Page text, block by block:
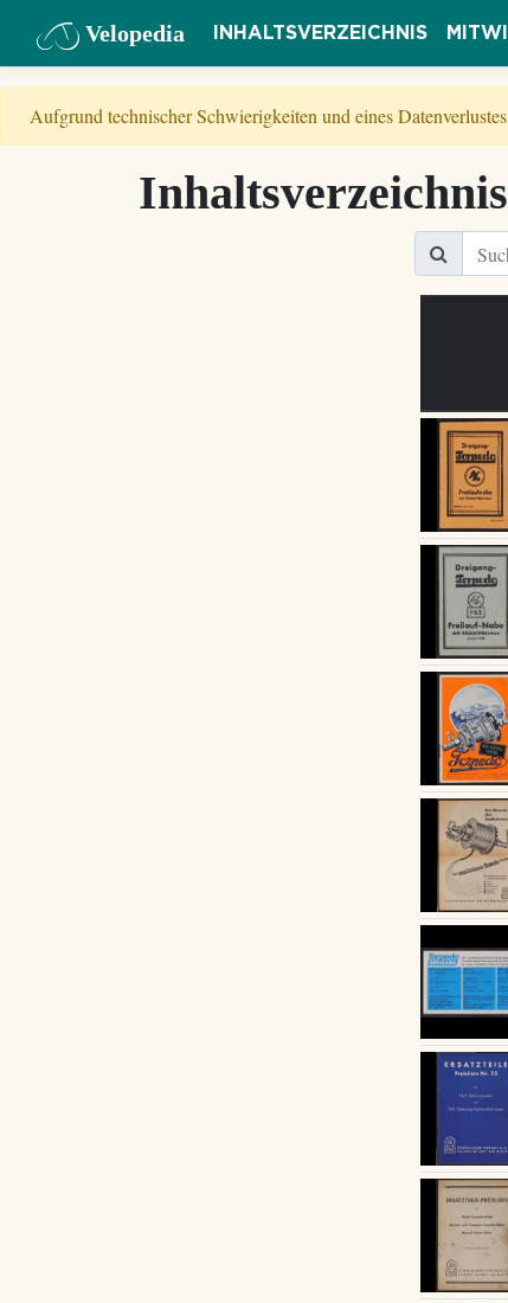
Velopedia INHALTSVERZEICHNIS
Aufgrund technischer Schwierigkeiten und eines
Inhaltsverzeichnis